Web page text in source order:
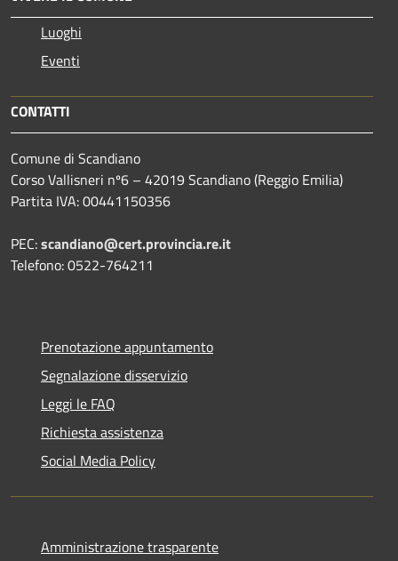
Luoghi
Eventi
CONTATTI
Comune di Scandiano
Corso Vallisneri nº6 – 42019 Scandiano (Reggio Emilia)
Partita IVA: 00441150356
PEC:scandiano@cert.provincia.re.it
Telefono: 0522-764211
Prenotazione appuntamento
Segnalazione disservizio
Leggi le FAQ
Richiesta assistenza
Social Media Policy
Amministrazione trasparente